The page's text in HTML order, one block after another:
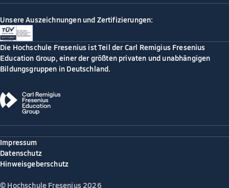
Unsere Auszeichnungen und Zertifizierungen:
Die Hochschule Fresenius ist Teil der Carl Remigius Fresenius
Education Group, einer der größten privaten und unabhängigen
Bildungsgruppen in Deutschland.
Impressum
Datenschutz
Hinweisgeberschutz
© Hochschule Fresenius 2026